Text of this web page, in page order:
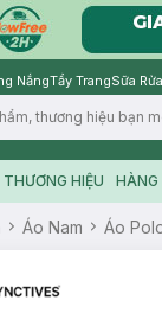
NắngTẩy TrangSữa
THƯƠNG HIỆU HÀNG
Áo Nam Áo